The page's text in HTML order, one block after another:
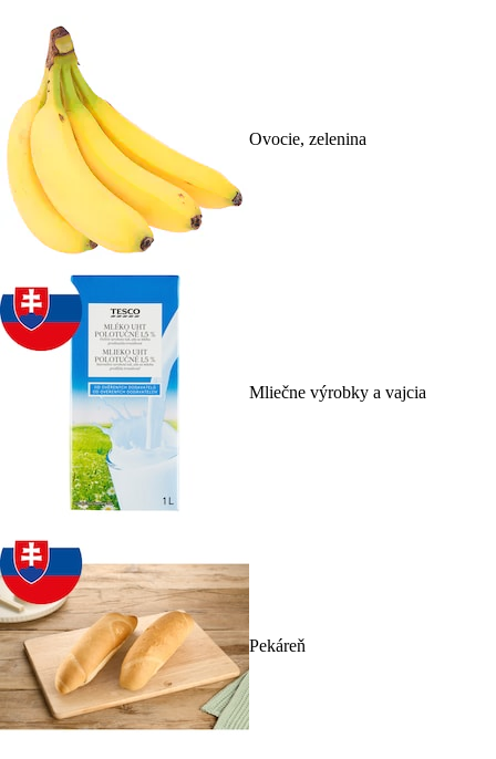
Ovocie, zelenina
Mliečne výrobky a vajcia
Pekáreň